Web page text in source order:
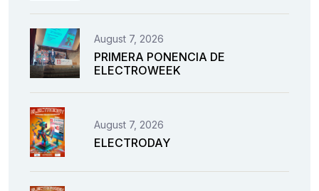
August 7, 2026
PRIMERA PONENCIA DE
ELECTROWEEK
August 7, 2026
ELECTRODAY